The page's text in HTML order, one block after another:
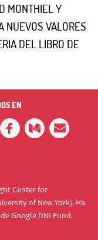
MONTHIEL Y
NUEVOS VALORES
DEL LIBRO DE
EN
Center for
of New York). Ha
Google DNI Fund.